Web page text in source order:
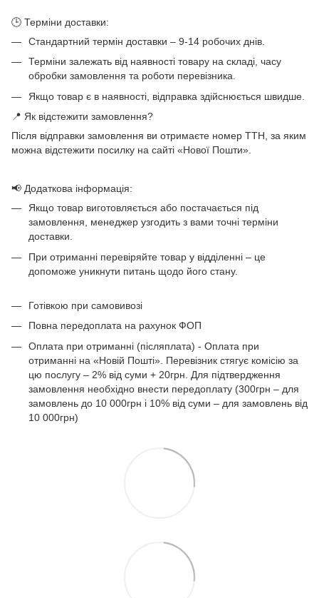
🕒 Терміни доставки:
Стандартний термін доставки – 9-14 робочих днів.
Терміни залежать від наявності товару на складі, часу
обробки замовлення та роботи перевізника.
Якщо товар є в наявності, відправка здійснюється швидше.
📍 Як відстежити замовлення?
Після відправки замовлення ви отримаєте номер ТТН, за яким
можна відстежити посилку на сайті «Нової Пошти».
📢 Додаткова інформація:
Якщо товар виготовляється або постачається під
замовлення, менеджер узгодить з вами точні терміни
доставки.
При отриманні перевіряйте товар у відділенні – це
допоможе уникнути питань щодо його стану.
Готівкою при самовивозі
Повна передоплата на рахунок ФОП
Оплата при отриманні (післяплата) - Оплата при
отриманні на «Новій Пошті». Перевізник стягує комісію за
цю послугу – 2% від суми + 20грн. Для підтвердження
замовлення необхідно внести передоплату (300грн – для
замовлень до 10 000грн і 10% від суми – для замовлень від
10 000грн)